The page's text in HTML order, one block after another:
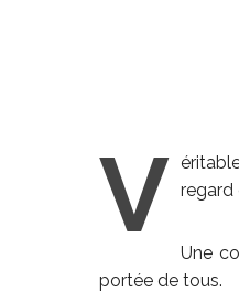
V regard
Une
portée de tous.